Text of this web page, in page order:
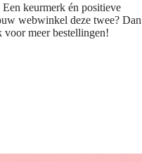
keurmerk én positieve
webwinkel deze twee? Dan
voor meer bestellingen!